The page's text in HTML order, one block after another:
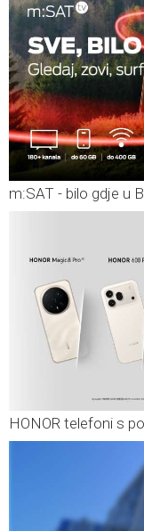
m:SAT - bilo gdje u
HONOR telefoni s